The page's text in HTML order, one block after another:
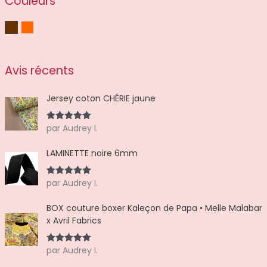
Avis récents
Jersey coton CHÉRIE jaune
Note5sur
5
par Audrey I.
LAMINETTE noire 6mm
Note5sur
5
par Audrey I.
BOX couture boxer Kaleçon de Papa • Melle Malabar
x Avril Fabrics
Note5sur
5
par Audrey I.